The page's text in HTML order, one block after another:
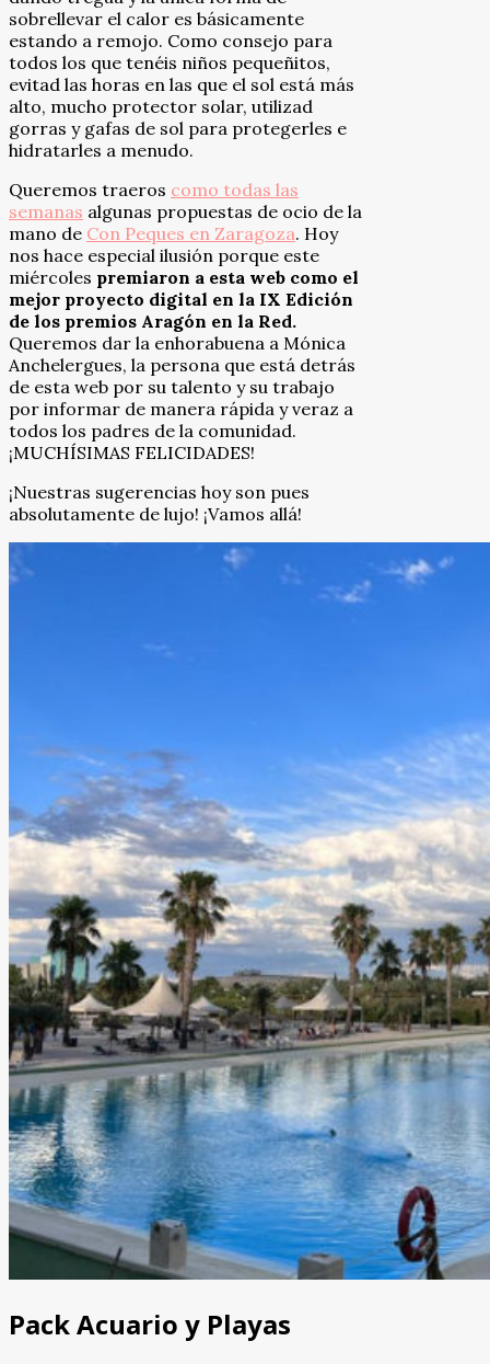
sobrellevar el calor es básicamente
estando a remojo. Como consejo para
todos los que tenéis niños pequeñitos,
evitad las horas en las que el sol está más
alto, mucho protector solar, utilizad
gorras y gafas de sol para protegerles e
hidratarles a menudo.
Queremos traeros como todas las
semanas algunas propuestas de ocio de la
mano de Con Peques en Zaragoza. Hoy
nos hace especial ilusión porque este
miércoles premiaron a esta web como el
mejor proyecto digital en la IX Edición
de los premios Aragón en la Red.
Queremos dar la enhorabuena a Mónica
Anchelergues, la persona que está detrás
de esta web por su talento y su trabajo
por informar de manera rápida y veraz a
todos los padres de la comunidad.
¡MUCHÍSIMAS FELICIDADES!
¡Nuestras sugerencias hoy son pues
absolutamente de lujo! ¡Vamos allá!
Pack Acuario y Playas